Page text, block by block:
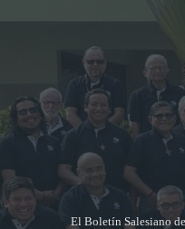
El Boletín Salesiano